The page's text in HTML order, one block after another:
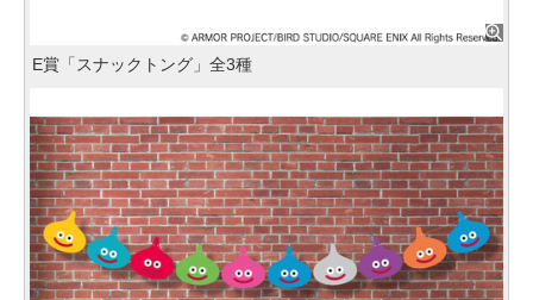
E賞「スナックトング」全3種